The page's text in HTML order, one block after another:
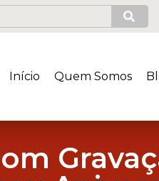
Início Quem Somos